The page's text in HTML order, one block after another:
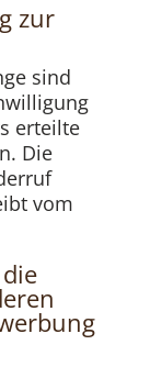
zur
sind
erteilte
Die
vom